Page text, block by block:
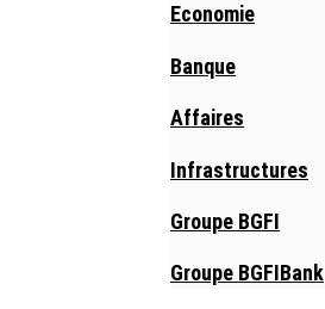
Economie
Banque
Affaires
Infrastructures
Groupe BGFI
Groupe BGFIBank